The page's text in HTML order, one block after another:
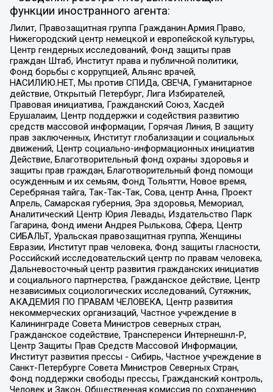
функции иностранного агента:
Лилит, Правозащитная группа Гражданин.Армия.Право,
Нижегородский центр немецкой и европейской культуры,
Центр гендерных исследований, Фонд защиты прав
граждан Штаб, Институт права и публичной политики,
Фонд борьбы с коррупцией, Альянс врачей,
НАСИЛИЮ.НЕТ, Мы против СПИДа, СВЕЧА, Гуманитарное
действие, Открытый Петербург, Лига Избирателей,
Правовая инициатива, Гражданский Союз, Хасдей
Ерушалаим, Центр поддержки и содействия развитию
средств массовой информации, Горячая Линия, В защиту
прав заключенных, Институт глобализации и социальных
движений, Центр социально-информационных инициатив
Действие, Благотворительный фонд охраны здоровья и
защиты прав граждан, Благотворительный фонд помощи
осужденным и их семьям, Фонд Тольятти, Новое время,
Серебряная тайга, Так-Так-Так, Сова, центр Анна, Проект
Апрель, Самарская губерния, Эра здоровья, Мемориал,
Аналитический Центр Юрия Левады, Издательство Парк
Гагарина, Фонд имени Андрея Рылькова, Сфера, Центр
СИБАЛЬТ, Уральская правозащитная группа, Женщины
Евразии, Институт прав человека, Фонд защиты гласности,
Российский исследовательский центр по правам человека,
Дальневосточный центр развития гражданских инициатив
и социального партнерства, Гражданское действие, Центр
независимых социологических исследований, Сутяжник,
АКАДЕМИЯ ПО ПРАВАМ ЧЕЛОВЕКА, Центр развития
некоммерческих организаций, Частное учреждение в
Калининграде Совета Министров северных стран,
Гражданское содействие, Трансперенси Интернешнл-Р,
Центр Защиты Прав Средств Массовой Информации,
Институт развития прессы - Сибирь, Частное учреждение в
Санкт-Петербурге Совета Министров Северных Стран,
Фонд поддержки свободы прессы, Гражданский контроль,
Человек и Закон, Общественная комиссия по сохранению